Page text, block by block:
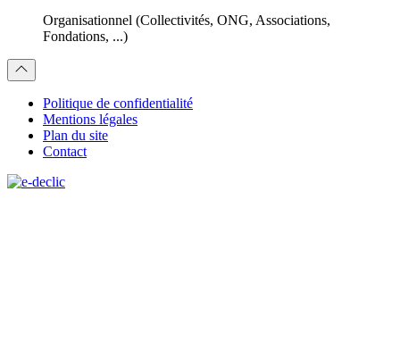
Organisationnel (Collectivités, ONG, Associations,
Fondations, ...)
Politique de confidentialité
Mentions légales
Plan du site
Contact